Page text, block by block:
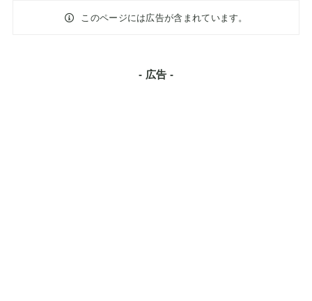
このページには広告が含まれています。
- 広告 -